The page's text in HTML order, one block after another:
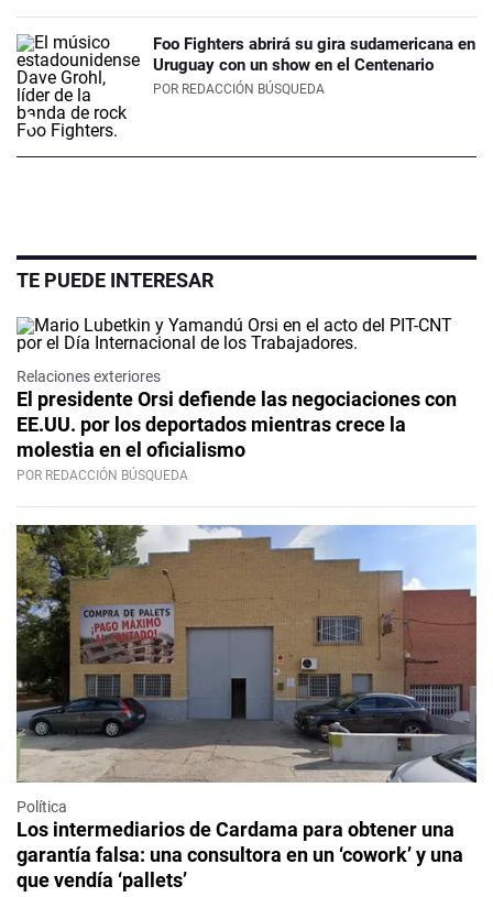
Foo Fighters abrirá su gira sudamericana en
Uruguay con un show en el Centenario
POR REDACCIÓN BÚSQUEDA
TE PUEDE INTERESAR
Relaciones exteriores
El presidente Orsi defiende las negociaciones con
EE.UU. por los deportados mientras crece la
molestia en el oficialismo
POR REDACCIÓN BÚSQUEDA
Política
Los intermediarios de Cardama para obtener una
garantía falsa: una consultora en un ‘cowork’ y una
que vendía ‘pallets’